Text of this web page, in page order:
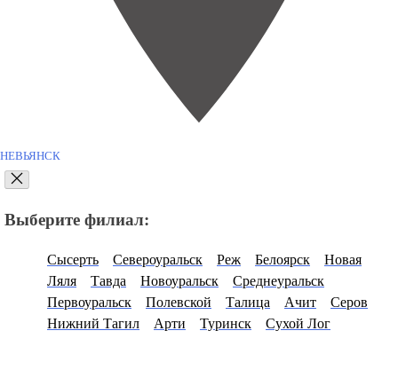
НЕВЬЯНСК
Выберите филиал:
Сысерть Североуральск Реж Белоярск
Новая
Ляля
Тавда Новоуральск
Среднеуральск
Первоуральск
Полевской Талица Ачит
Серов
Нижний Тагил
Арти Туринск Сухой Лог